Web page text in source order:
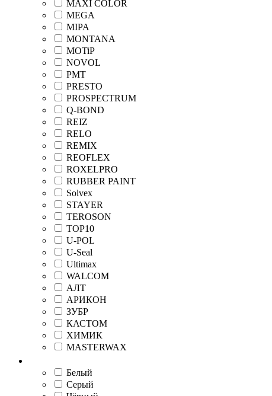
MAXI COLOR
MEGA
MIPA
MONTANA
MOTiP
NOVOL
PMT
PRESTO
PROSPECTRUM
Q-BOND
REIZ
RELO
REMIX
REOFLEX
ROXELPRO
RUBBER PAINT
Solvex
STAYER
TEROSON
TOP10
U-POL
U-Seal
Ultimax
WALCOM
АЛТ
АРИКОН
ЗУБР
КАСТОМ
ХИМИК
MASTERWAX
Белый
Серый